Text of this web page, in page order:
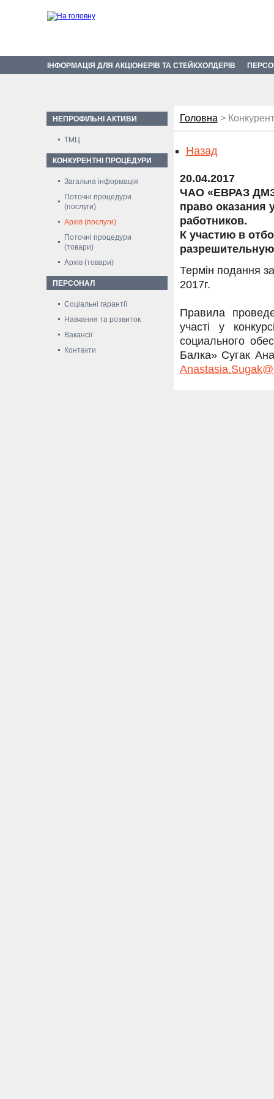
ІНФОРМАЦІЯ ДЛЯ АКЦІОНЕРІВ ТА СТЕЙКХОЛДЕРІВ
НЕПРОФІЛЬНІ АКТИВИ
ТМЦ
КОНКУРЕНТНІ ПРОЦЕДУРИ
Загальна інформація
Поточні процедури
(послуги)
Архів (послуги)
Поточні процедури
(товари)
Архів (товари)
ПЕРСОНАЛ
Соціальні гарантії
Навчання та розвиток
Вакансії
Контакти
Головна >
Назад
20.04.2017
ЧАО «ЕВРАЗ
право оказания
работников.
К участию в
Термін подання
2017г.
Правила
участі у
социального
Балка» Сугак